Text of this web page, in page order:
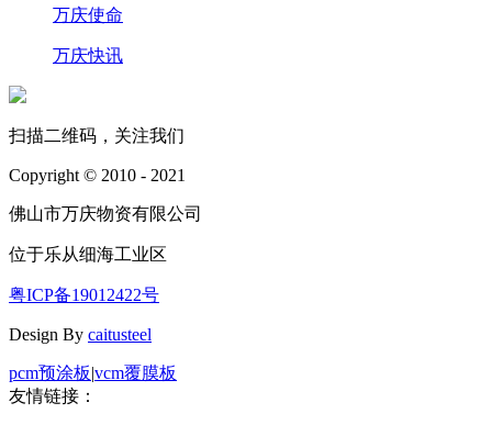
万庆使命
万庆快讯
扫描二维码，关注我们
Copyright © 2010 - 2021
佛山市万庆物资有限公司
位于乐从细海工业区
粤ICP备19012422号
Design By caitusteel
pcm预涂板|vcm覆膜板
友情链接：